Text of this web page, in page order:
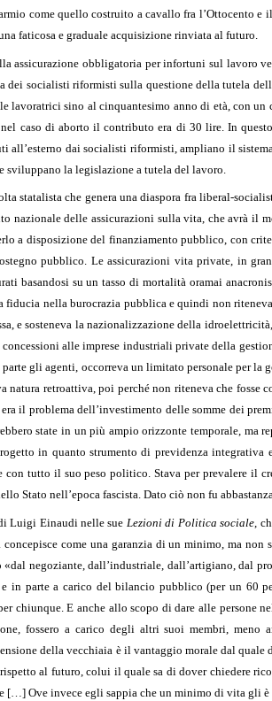
come quello costruito a cavallo fra l’Ottocento
faticosa e graduale acquisizione rinviata al futuro.
assicurazione obbligatoria per infortuni sul lavoro
dei socialisti riformisti sulla questione della tutela
lavoratrici sino al cinquantesimo anno di età, con
nel caso di aborto il contributo era di 30 lire. In
all’esterno dai socialisti riformisti, ampliano il
sviluppano la legislazione a tutela del lavoro.
statalista che genera una diaspora fra liberal-
nazionale delle assicurazioni sulla vita, che avrà il
a disposizione del finanziamento pubblico, con
pubblico. Le assicurazioni vita private, in
basandosi su un tasso di mortalità oramai
fiducia nella burocrazia pubblica e quindi non
e sosteneva la nazionalizzazione della
concessioni alle imprese industriali private della
gli agenti, occorreva un limitato personale per
natura retroattiva, poi perché non riteneva che
il problema dell’investimento delle somme dei
state in un più ampio orizzonte temporale,
in quanto strumento di previdenza
con tutto il suo peso politico. Stava per prevalere il
Stato nell’epoca fascista. Dato ciò non fu
Luigi Einaudi nelle sue Lezioni di Politica sociale,
come una garanzia di un minimo, ma
«dal negoziante, dall’industriale, dall’artigiano, dal
in parte a carico del bilancio pubblico (per un 60
chiunque. E anche allo scopo di dare alle persone
fossero a carico degli altri suoi membri,
della vecchiaia è il vantaggio morale dal
al futuro, colui il quale sa di dover chiedere
[…] Ove invece egli sappia che un minimo di vita gli